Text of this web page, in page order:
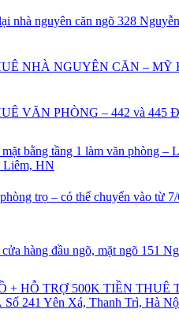
nhà nguyên căn ngõ 328
NHÀ NGUYÊN CĂN – MỸ
VĂN PHÒNG – 442 và 445
bằng tầng 1 làm văn phòng –
HN
phòng trọ – có thể chuyển vào từ
cửa hàng đầu ngõ, mặt ngõ 151
+ HỖ TRỢ 500K TIỀN THUÊ
241 Yên Xá, Thanh Trì, Hà